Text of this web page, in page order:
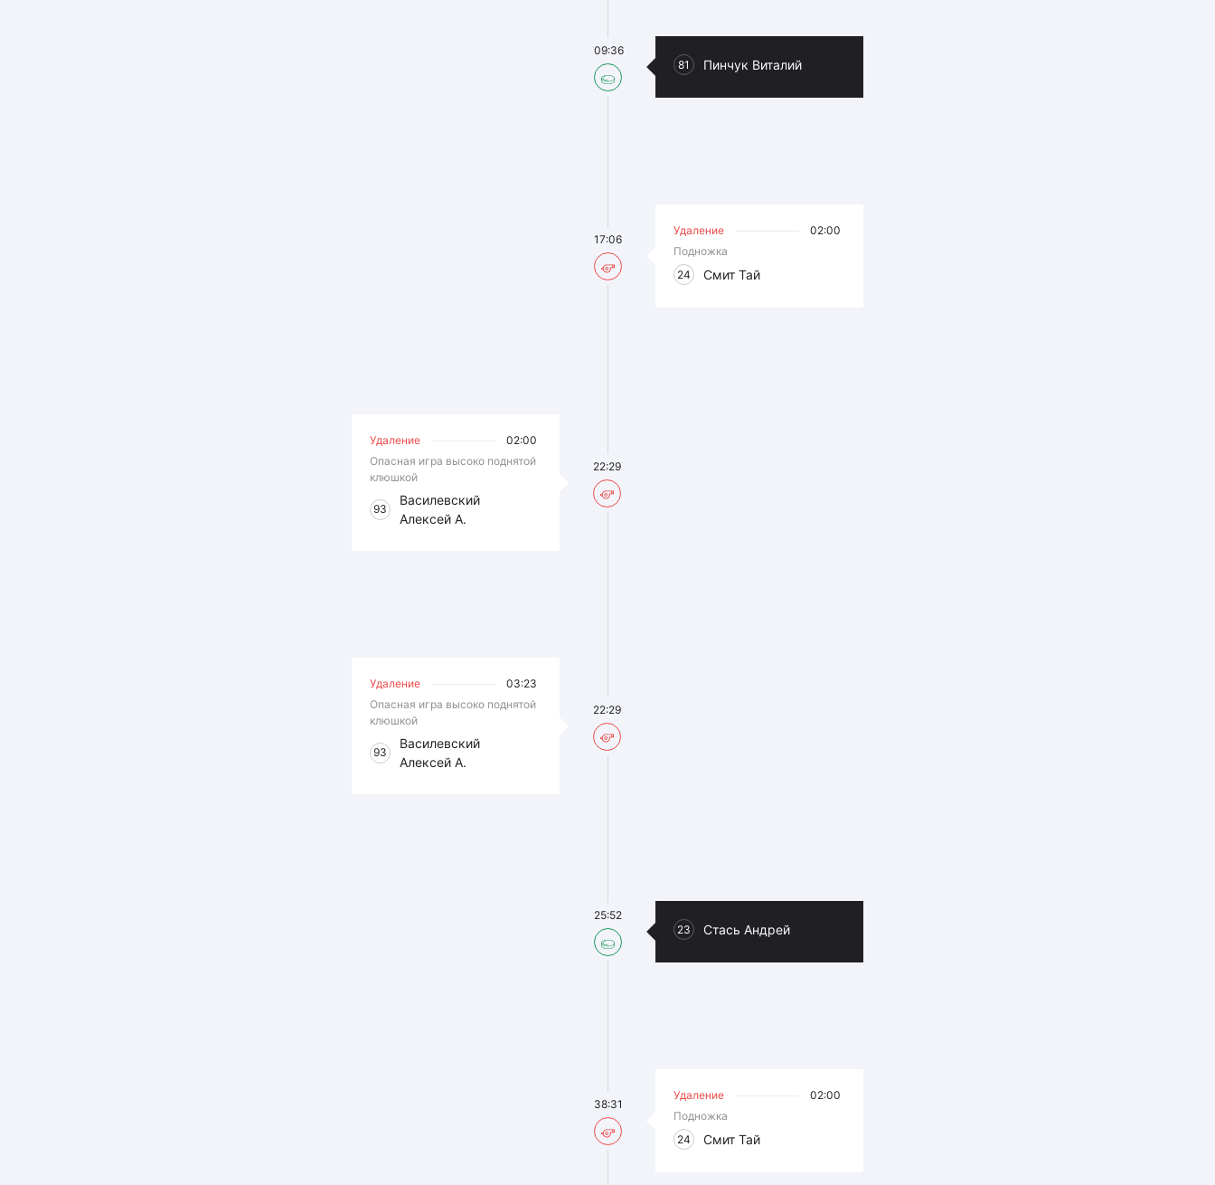
81 Пинчук Виталий
09:36
Удаление
02:00
Подножка
24
Смит Тай
17:06
Удаление
02:00
Опасная игра высоко поднятой
клюшкой
93
Василевский
Алексей А.
22:29
Удаление
03:23
Опасная игра высоко поднятой
клюшкой
93
Василевский
Алексей А.
22:29
23 Стась Андрей
25:52
Удаление
02:00
Подножка
24
Смит Тай
38:31